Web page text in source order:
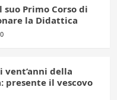
suo Primo Corso di
la Didattica
0
della
presente il vescovo